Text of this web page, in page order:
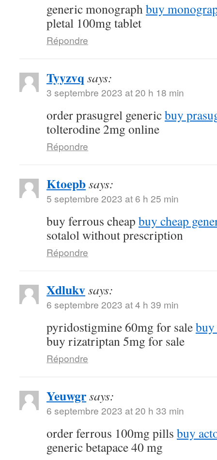
generic monographbuy
pletal 100mg tablet
Répondre
Tyyzvq says:
3 septembre 2023 at 20 h 18 min
order prasugrel genericbuy
tolterodine 2mg online
Répondre
Ktoepbsays:
5 septembre 2023 at 6 h 25 min
buy ferrous cheap buy cheap
sotalol without prescription
Répondre
Xdlukvsays:
6 septembre 2023 at 4 h 39 min
pyridostigmine 60mg for sale
buy rizatriptan 5mg for sale
Répondre
Yeuwgrsays:
6 septembre 2023 at 20 h 33 min
order ferrous 100mg pills buy
generic betapace 40 mg